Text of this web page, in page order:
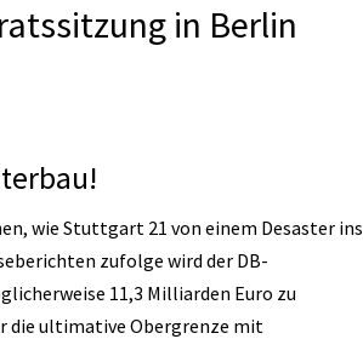
in Berlin
wie Stuttgart 21 von einem Desaster ins
zufolge wird der DB-
11,3 Milliarden Euro zu
die ultimative Obergrenze mit